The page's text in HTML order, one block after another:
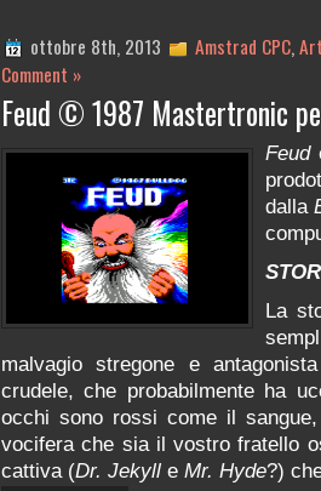
ottobre 8th, 2013 Amstrad CPC,
Comment »
Feud © 1987 Mastertronic
Feud
dalla
La
malvagio stregone e
crudele, che probabilmente ha
occhi sono rossi come il
vocifera che sia il vostro fratello
cattiva (Dr. Jekyll e Mr. Hyde?)